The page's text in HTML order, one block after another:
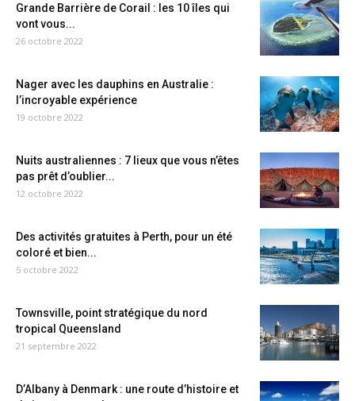
Grande Barrière de Corail : les 10 îles qui
vont vous...
26 octobre 2022
Nager avec les dauphins en Australie :
l’incroyable expérience
19 octobre 2022
Nuits australiennes : 7 lieux que vous n’êtes
pas prêt d’oublier...
12 octobre 2022
Des activités gratuites à Perth, pour un été
coloré et bien...
5 octobre 2022
Townsville, point stratégique du nord
tropical Queensland
21 septembre 2022
D’Albany à Denmark : une route d’histoire et